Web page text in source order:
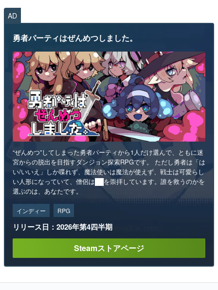
運営：株式会社マレ
AD
勇者パーティはぜんめつしました。
“ぜんめつ”してしまった勇者パーティから1人だけ選んで、ともに迷
宮からの脱出を目指すダンジョン探索RPGです。 ただし勇者は「は
い/いいえ」しか喋れず、魔法使いは魔法が使えず、戦士は可愛らし
い人形になっていて、僧侶は██を崇拝しています。誰を救うのかを
選ぶのは、あなたです。
インディー RPG
リリース日：2026年第4四半期
Steamストアページ